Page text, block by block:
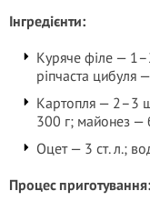
Інгредієнти:
Куряче філе —
ріпчаста цибуля
Картопля — 2–3
300 г; майонез —
Оцет — 3 ст. л.;
Процес приготування: